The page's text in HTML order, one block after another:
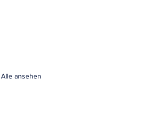
Alle ansehen